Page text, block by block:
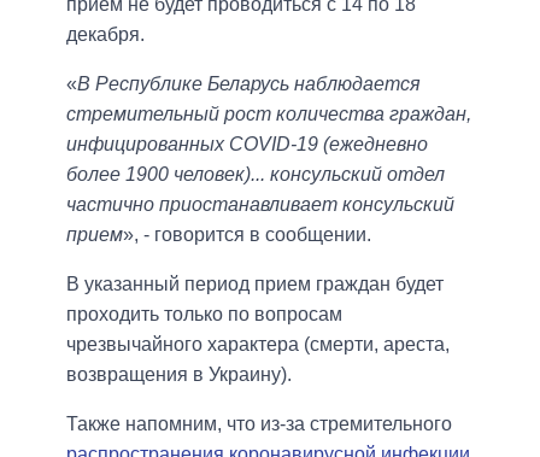
прием не будет проводиться с 14 по 18
декабря.
«В Республике Беларусь наблюдается
стремительный рост количества граждан,
инфицированных COVID-19 (ежедневно
более 1900 человек)... консульский отдел
частично приостанавливает консульский
прием», - говорится в сообщении.
В указанный период прием граждан будет
проходить только по вопросам
чрезвычайного характера (смерти, ареста,
возвращения в Украину).
Также напомним, что из-за стремительного